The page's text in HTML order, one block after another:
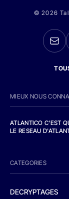
© 2026
MIEUX NOUS
ATLANTICO C'EST
LE RESEAU
CATEGORIES
DECRYPTAGES